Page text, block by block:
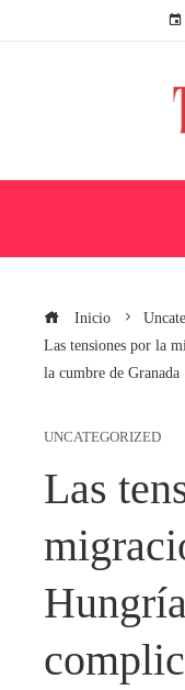
Inicio
Las tensiones por la
la cumbre de
UNCATEGORIZED
Las